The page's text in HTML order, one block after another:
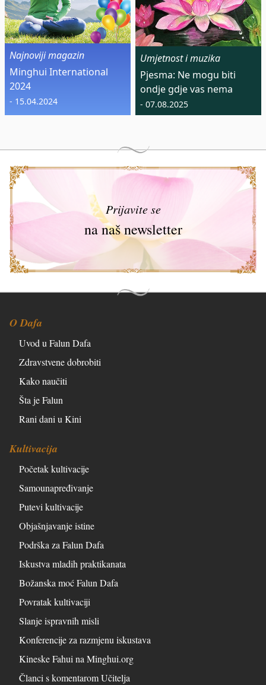
Najnoviji magazin
Minghui International
2024
- 15.04.2024
Umjetnost i muzika
Pjesma: Ne mogu biti
ondje gdje vas nema
- 07.08.2025
Prijavite se
na naš newsletter
O Dafa
Uvod u Falun Dafa
Zdravstvene dobrobiti
Kako naučiti
Šta je Falun
Rani dani u Kini
Kultivacija
Početak kultivacije
Samounapređivanje
Putevi kultivacije
Objašnjavanje istine
Podrška za Falun Dafa
Iskustva mladih praktikanata
Božanska moć Falun Dafa
Povratak kultivaciji
Slanje ispravnih misli
Konferencije za razmjenu iskustava
Kineske Fahui na Minghui.org
Članci s komentarom Učitelja